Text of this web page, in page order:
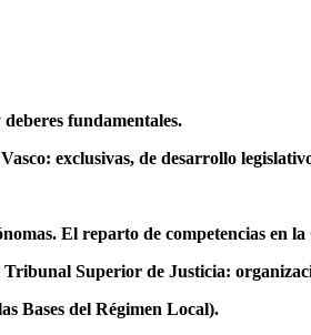
fundamentales.
exclusivas, de desarrollo
El reparto de competencias en
Superior de Justicia:
Bases del Régimen Local).